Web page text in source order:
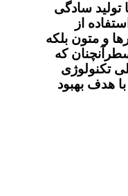
تولید سادگی
از
و متون بلکه
که
تکنولوژی
با هدف بهبود